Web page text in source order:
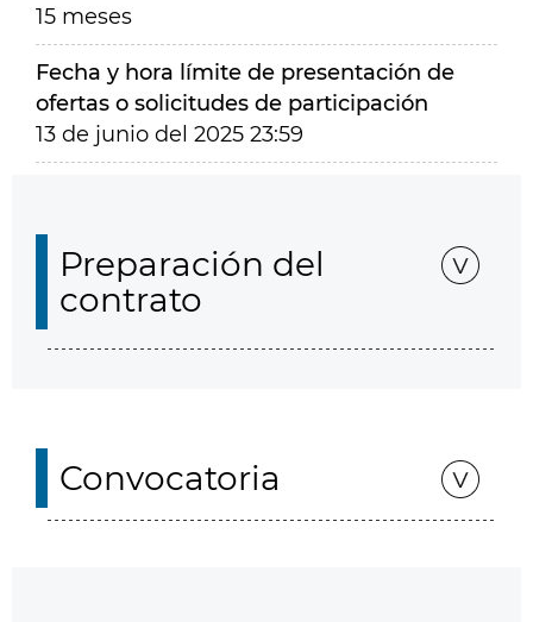
15 meses
Fecha y hora límite de presentación de
ofertas o solicitudes de participación
13 de junio del 2025 23:59
Preparación del
contrato
Convocatoria